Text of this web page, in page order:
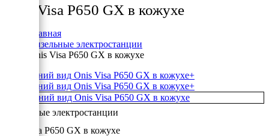
Onis Visa P650 GX в кожухе
Главная
Дизельные электростанции
Onis Visa P650 GX в кожухе
+
+
Дизельные электростанции
Onis Visa P650 GX в кожухе